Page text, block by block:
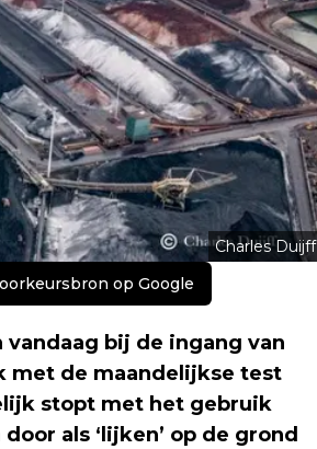
Charles Duijff
op Google
vandaag bij de ingang van
met de maandelijkse test
stopt met het gebruik
als ‘lijken’ op de grond